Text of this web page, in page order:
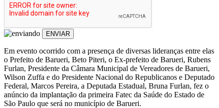
ENVIAR
Em evento ocorrido com a presença de diversas lideranças entre elas
o Prefeito de Barueri, Beto Piteri, o Ex-prefeito de Barueri, Rubens
Furlan, Presidente da Câmara Municipal de Vereadores de Barueri,
Wilson Zuffa e do Presidente Nacional do Republicanos e Deputado
Federal, Marcos Pereira, a Deputada Estadual, Bruna Furlan, fez o
anúncio da implantação da primeira Fatec da Saúde do Estado de
São Paulo que será no município de Barueri.